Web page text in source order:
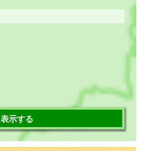
表示する